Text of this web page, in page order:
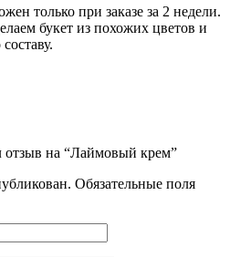
только при заказе за 2 недели.
букет из похожих цветов и
отзыв на “Лаймовый крем”
Обязательные поля